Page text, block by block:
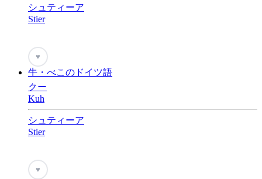
シュティーア
Stier
♥
牛・べこのドイツ語
クー
Kuh
シュティーア
Stier
♥